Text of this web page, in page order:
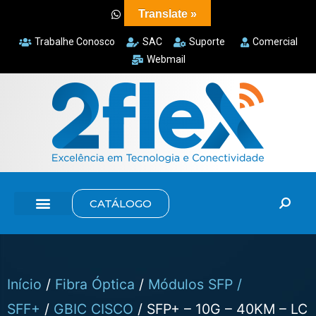
Trabalhe Conosco SAC Suporte
Comercial
Webmail
CATÁLOGO
Início / Fibra Óptica / Módulos SFP /
SFF+ / GBIC CISCO / SFP+ – 10G – 40KM – LC
Translate »